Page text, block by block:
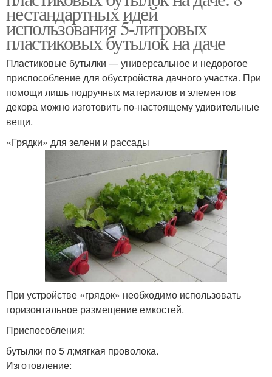
Кормушка из бутылки
пластиковой бутылки
Бордюр из
пластиковых бутылок
Огород из пластиковых
бутылок
Поделки из
пластмассовых
бутылок
нестандартных идей
использования 5-литровых
пластиковых бутылок на даче
Пластиковые бутылки — универсальное и недорогое
приспособление для обустройства дачного участка. При
помощи лишь подручных материалов и элементов
декора можно изготовить по-настоящему удивительные
вещи.
«Грядки» для зелени и рассады
При устройстве «грядок» необходимо использовать
горизонтальное размещение емкостей.
Приспособления:
бутылки по 5 л;мягкая проволока.
Изготовление: